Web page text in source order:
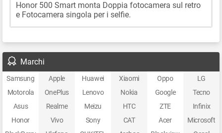
Honor 500 Smart monta Doppia fotocamera sul retro
e Fotocamera singola per i selfie.
Marchi
Samsung Apple Huawei Xiaomi Oppo
LG
Motorola
OnePlus Lenovo Nokia Google
Tecno
Asus
Realme Meizu HTC ZTE
Infinix
Honor
Vivo Sony CAT Acer
Microsoft